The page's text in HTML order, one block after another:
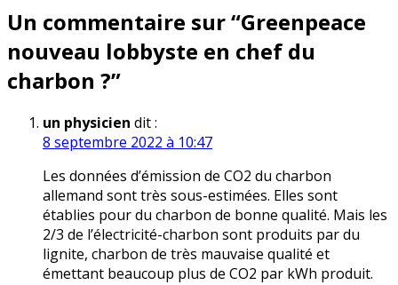
Un commentaire sur “Greenpeace
nouveau lobbyste en chef du
charbon ?”
un physicien dit :
8 septembre 2022 à 10:47
Les données d’émission de CO2 du charbon
allemand sont très sous-estimées. Elles sont
établies pour du charbon de bonne qualité. Mais les
2/3 de l’électricité-charbon sont produits par du
lignite, charbon de très mauvaise qualité et
émettant beaucoup plus de CO2 par kWh produit.